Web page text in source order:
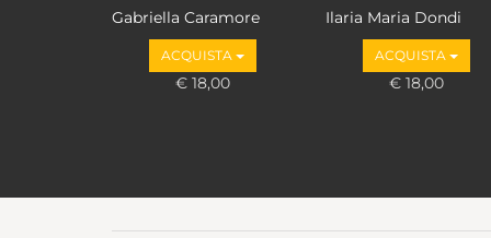
Gabriella Caramore
ACQUISTA
€ 18,00
Ilaria Maria Dondi
ACQUISTA
€ 18,00